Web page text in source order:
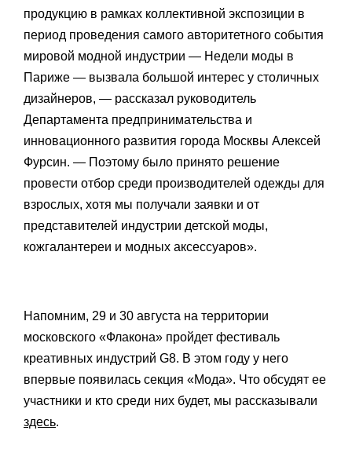
продукцию в рамках коллективной экспозиции в
период проведения самого авторитетного события
мировой модной индустрии — Недели моды в
Париже — вызвала большой интерес у столичных
дизайнеров, — рассказал руководитель
Департамента предпринимательства и
инновационного развития города Москвы Алексей
Фурсин. — Поэтому было принято решение
провести отбор среди производителей одежды для
взрослых, хотя мы получали заявки и от
представителей индустрии детской моды,
кожгалантереи и модных аксессуаров».
Напомним, 29 и 30 августа на территории
московского «Флакона» пройдет фестиваль
креативных индустрий G8. В этом году у него
впервые появилась секция «Мода». Что обсудят ее
участники и кто среди них будет, мы рассказывали
здесь.